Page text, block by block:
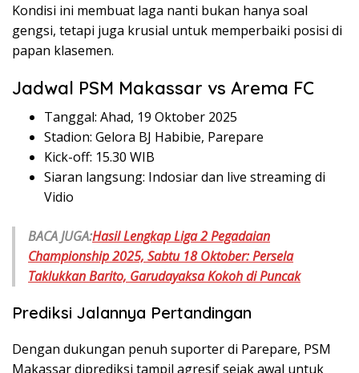
Kondisi ini membuat laga nanti bukan hanya soal
gengsi, tetapi juga krusial untuk memperbaiki posisi di
papan klasemen.
Jadwal PSM Makassar vs Arema FC
Tanggal: Ahad, 19 Oktober 2025
Stadion: Gelora BJ Habibie, Parepare
Kick-off: 15.30 WIB
Siaran langsung: Indosiar dan live streaming di
Vidio
BACA JUGA:Hasil Lengkap Liga 2 Pegadaian
Championship 2025, Sabtu 18 Oktober: Persela
Taklukkan Barito, Garudayaksa Kokoh di Puncak
Prediksi Jalannya Pertandingan
Dengan dukungan penuh suporter di Parepare, PSM
Makassar diprediksi tampil agresif sejak awal untuk